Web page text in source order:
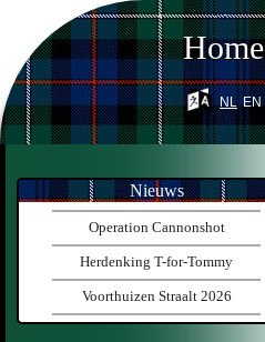
Home
nl en
Nieuws
Operation Cannonshot
Herdenking T-for-Tommy
Voorthuizen Straalt 2026